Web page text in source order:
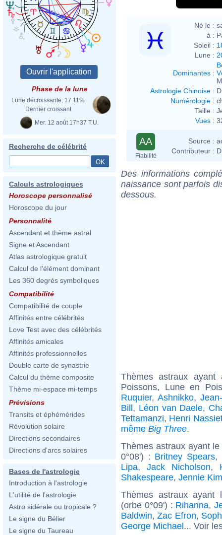
Phase de la lune
Lune décroissante, 17.11%
Dernier croissant
Mer. 12 août 17h37 T.U.
Recherche de célébrité
Calculs astrologiques
Horoscope personnalisé
Horoscope du jour
Personnalité
Ascendant et thème astral
Signe et Ascendant
Atlas astrologique gratuit
Calcul de l'élément dominant
Les 360 degrés symboliques
Compatibilité
Compatibilité de couple
Affinités entre célébrités
Love Test avec des célébrités
Affinités amicales
Affinités professionnelles
Double carte de synastrie
Calcul du thème composite
Thème mi-espace mi-temps
Prévisions
Transits et éphémérides
Révolution solaire
Directions secondaires
Directions d'arcs solaires
Bases de l'astrologie
Introduction à l'astrologie
L'utilité de l'astrologie
Astro sidérale ou tropicale ?
Le signe du Bélier
Le signe du Taureau
Né le :
à :
Soleil :
Lune :
Dominantes :
Astrologie Chinoise :
Numérologie :
Taille :
Vues :
AA
Fiabilité
Source :
Contributeur :
Des informations
naissance sont parfois
dessous.
Thèmes astraux
Poissons, Lune en
Ruquier, Ashnikko,
Bill, Léon van Daele,
Tettamanzi, Henri
même Big Three.
Thèmes astraux ayant
0°08') : Britney Spears,
Lipa,Jack Nicholson,
Shakespeare, Jennie Kim
Thèmes astraux ayant
(orbe 0°09') : Rihanna,
Baldwin,Zac Efron,
George Michael... Voir